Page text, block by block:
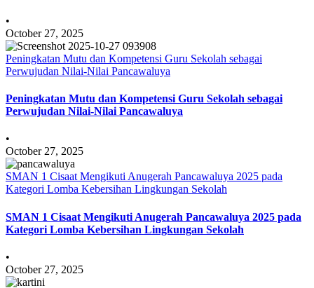
•
October 27, 2025
Peningkatan Mutu dan Kompetensi Guru Sekolah sebagai
Perwujudan Nilai-Nilai Pancawaluya
Peningkatan Mutu dan Kompetensi Guru Sekolah sebagai
Perwujudan Nilai-Nilai Pancawaluya
•
October 27, 2025
SMAN 1 Cisaat Mengikuti Anugerah Pancawaluya 2025 pada
Kategori Lomba Kebersihan Lingkungan Sekolah
SMAN 1 Cisaat Mengikuti Anugerah Pancawaluya 2025 pada
Kategori Lomba Kebersihan Lingkungan Sekolah
•
October 27, 2025